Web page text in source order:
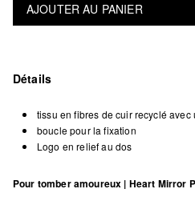
AJOUTER AU PANIER
Détails
tissu en fibres de cuir recyclé
boucle pour la fixation
Logo en relief au dos
Pour tomber amoureux | Heart Mirror